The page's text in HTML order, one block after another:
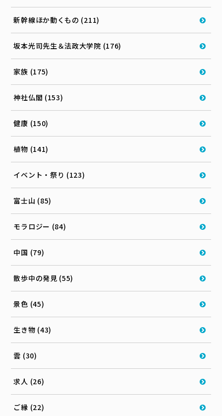
新幹線ほか動くもの (211)
坂本光司先生＆法政大学院 (176)
家族 (175)
神社仏閣 (153)
健康 (150)
植物 (141)
イベント・祭り (123)
富士山 (85)
モラロジー (84)
中国 (79)
散歩中の発見 (55)
景色 (45)
生き物 (43)
雲 (30)
求人 (26)
ご縁 (22)